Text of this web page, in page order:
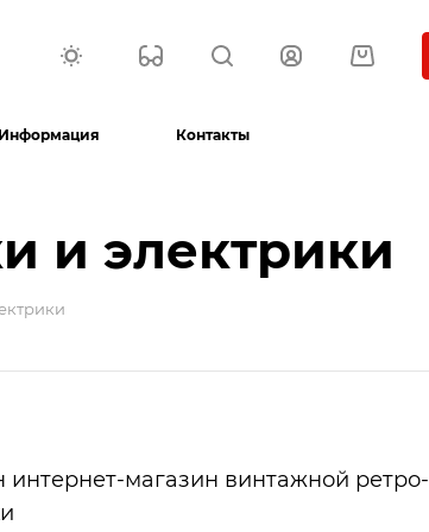
Информация Контакты
и электрики
интернет-магазин винтажной ретро-